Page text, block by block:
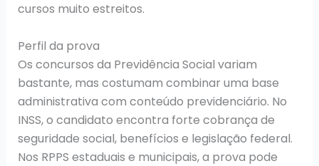
cursos muito estreitos.
Perfil da prova
Os concursos da Previdência Social variam
bastante, mas costumam combinar uma base
administrativa com conteúdo previdenciário. No
INSS, o candidato encontra forte cobrança de
seguridade social, benefícios e legislação federal.
Nos RPPS estaduais e municipais, a prova pode